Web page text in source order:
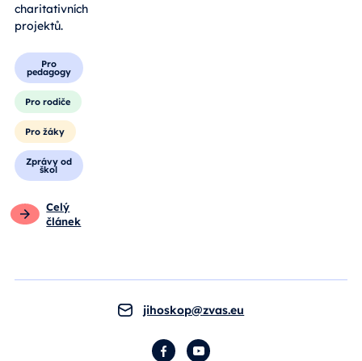
charitativních
projektů.
Pro
pedagogy
Pro rodiče
Pro žáky
Zprávy od
škol
Celý
článek
jihoskop@zvas.eu
FacebookYouTube